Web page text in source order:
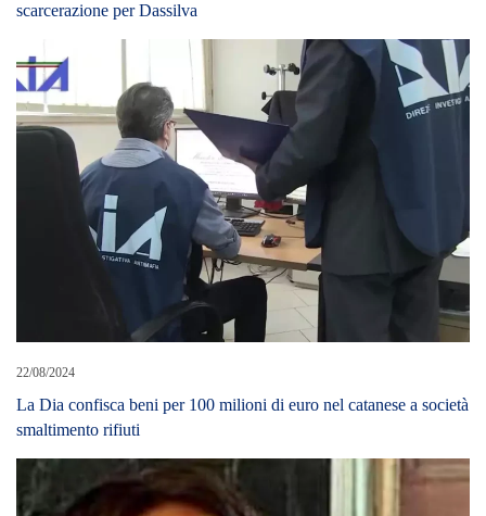
scarcerazione per Dassilva
22/08/2024
La Dia confisca beni per 100 milioni di euro nel catanese a società
smaltimento rifiuti